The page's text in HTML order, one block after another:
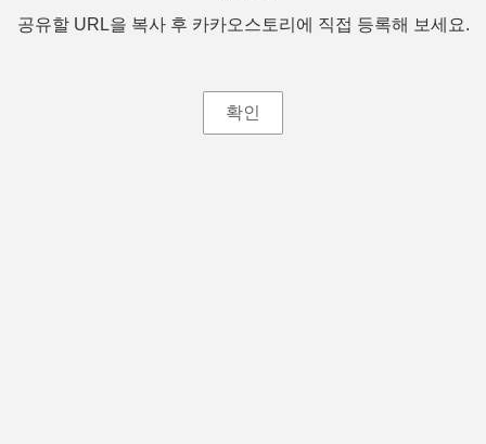
공유할 URL을 복사 후 카카오스토리에 직접 등록해 보세요.
확인